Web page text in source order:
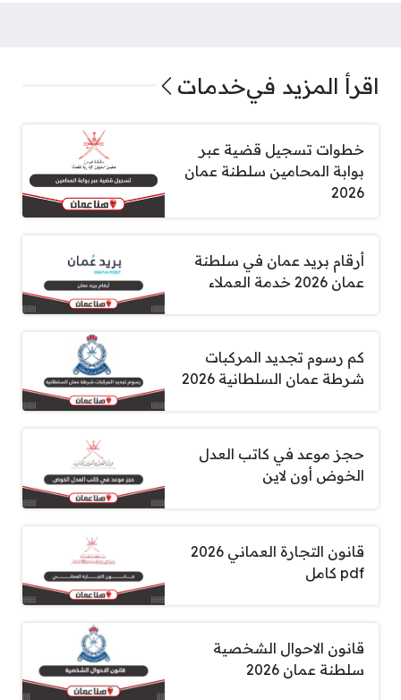
اقرأ المزيد فيخدمات
خطوات تسجيل قضية عبر
بوابة المحامين سلطنة عمان
2026
أرقام بريد عمان في سلطنة
عمان 2026 خدمة العملاء
كم رسوم تجديد المركبات
شرطة عمان السلطانية 2026
حجز موعد في كاتب العدل
الخوض أون لاين
قانون التجارة العماني 2026
pdf كامل
قانون الاحوال الشخصية
سلطنة عمان 2026